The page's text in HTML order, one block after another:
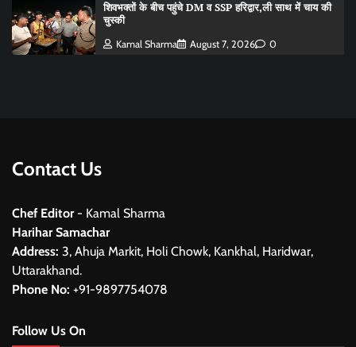
शिवभक्तों के बीच पहुंचे DM व SSP हरिद्वार,ली साथ में चाय की
चुस्की
Kamal Sharma August 7, 2026 0
Contact Us
Chef Editor- Kamal Sharma
Harihar Samachar
Address: 3, Ahuja Markit, Holi Chowk, Kankhal, Haridwar,
Uttarakhand.
Phone No: +91-9897754078
Follow Us On